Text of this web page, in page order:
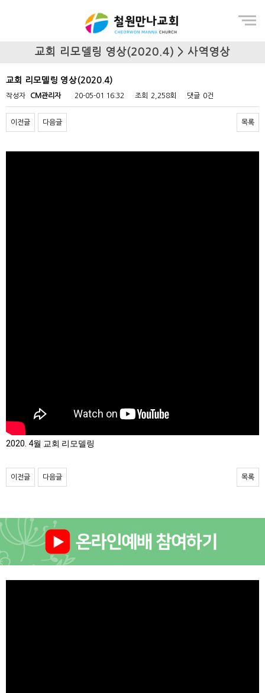
교회 리모델링 영상(2020.4) > 사역영상
교회 리모델링 영상(2020.4)
작성자 CM관리자 20-05-01 16:32 조회 2,258회 댓글 0건
이전글 다음글 목록
2020. 4월 교회 리모델링
이전글 다음글 목록